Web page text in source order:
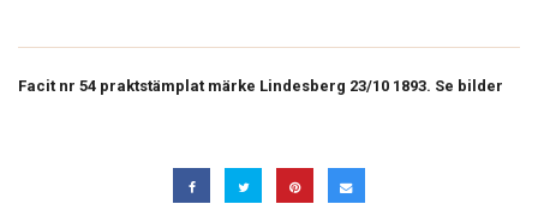
Facit nr 54 praktstämplat märke Lindesberg 23/10 1893. Se bilder